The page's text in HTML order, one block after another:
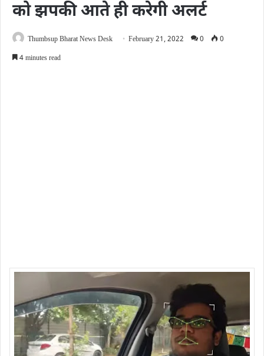
को झपकी आते ही करेगी अलर्ट
Thumbsup Bharat News Desk February 21, 2022 0
0
4 minutes read